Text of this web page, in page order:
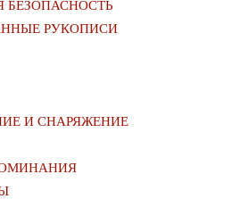
РУКОПИСИ
И СНАРЯЖЕНИЕ